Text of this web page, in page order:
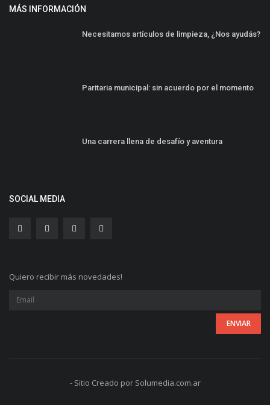
MÁS INFORMACIÓN
Necesitamos artículos de limpieza, ¿Nos ayudás?
Paritaria municipal: sin acuerdo por el momento
Una carrera llena de desafío y aventura
SOCIAL MEDIA
Quiero recibir más novedades!
- Sitio Creado por Solumedia.com.ar